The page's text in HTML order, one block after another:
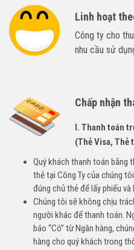
Linh hoạt
Công ty cho
nhu cầu sử
Chấp nhận
I. Thanh toán
(Thẻ Visa, Thẻ
Quý khách thanh toán bằng
thẻ tại Công Ty của chúng
đúng chủ thẻ để lấy phiếu
Chúng tôi sẽ không chịu
người khác để thanh toán.
báo “Có” từ Ngân hàng,
hàng cho quý khách trong